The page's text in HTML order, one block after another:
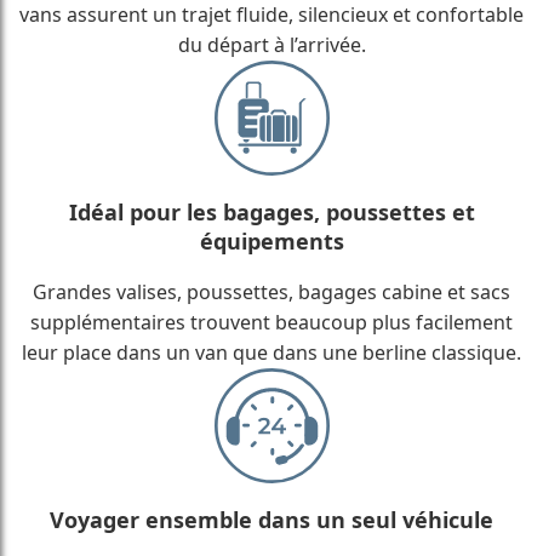
vans assurent un trajet fluide, silencieux et confortable
du départ à l’arrivée.
Idéal pour les bagages, poussettes et
équipements
Grandes valises, poussettes, bagages cabine et sacs
supplémentaires trouvent beaucoup plus facilement
leur place dans un van que dans une berline classique.
Voyager ensemble dans un seul véhicule